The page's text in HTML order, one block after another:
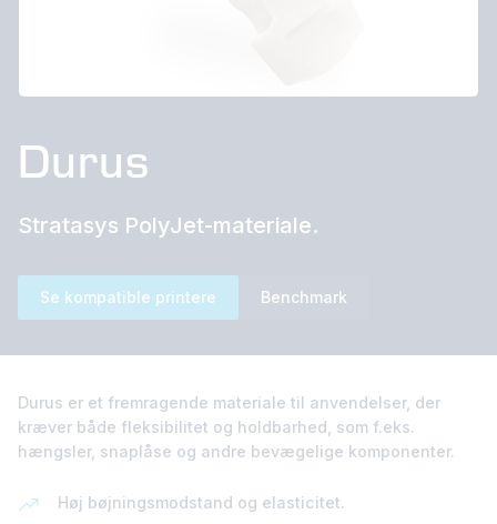
Durus
Stratasys PolyJet-materiale.
Se kompatible printere Benchmark
Durus er et fremragende materiale til anvendelser, der
kræver både fleksibilitet og holdbarhed, som f.eks.
hængsler, snaplåse og andre bevægelige komponenter.
Høj bøjningsmodstand og elasticitet.